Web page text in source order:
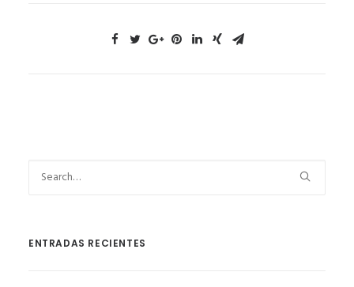
ENTRADAS RECIENTES